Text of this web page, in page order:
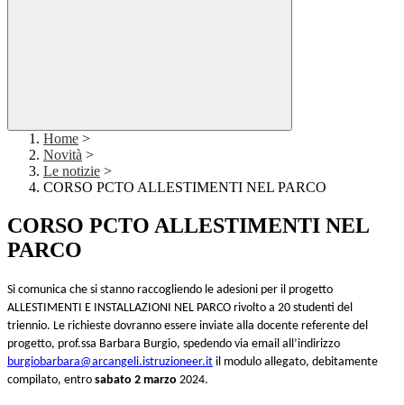
Home >
Novità >
Le notizie >
CORSO PCTO ALLESTIMENTI NEL PARCO
CORSO PCTO ALLESTIMENTI NEL
PARCO
Si comunica che si stanno raccogliendo le adesioni per il progetto
ALLESTIMENTI E INSTALLAZIONI NEL PARCO rivolto a 20 studenti del
triennio. Le richieste dovranno essere inviate alla docente referente del
progetto, prof.ssa Barbara Burgio, spedendo via email all’indirizzo
burgiobarbara@arcangeli.istruzioneer.it il modulo allegato, debitamente
compilato, entro sabato 2 marzo 2024.